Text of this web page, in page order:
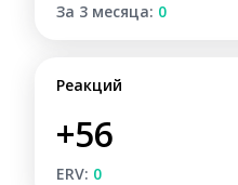
За 3 месяца: 0
Реакций
+56
ERV: 0